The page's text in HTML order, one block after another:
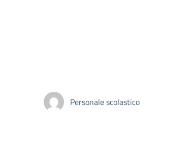
Personale scolastico